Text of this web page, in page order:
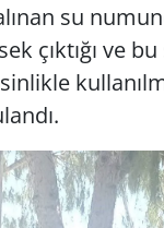
su
çıktığı ve